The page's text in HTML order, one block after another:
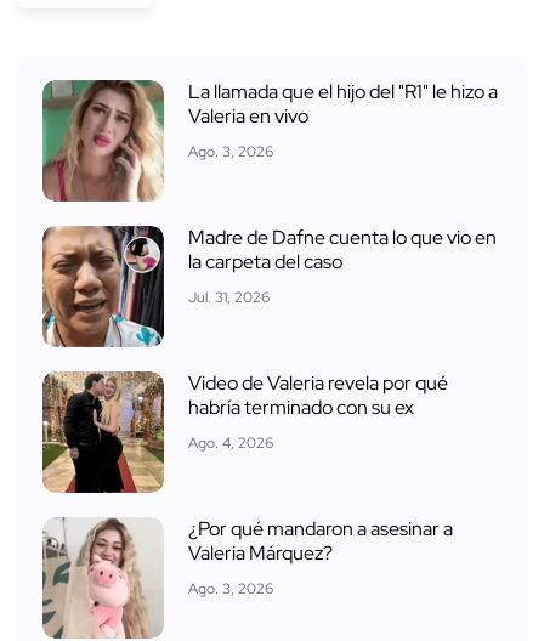
La llamada que el hijo del "R1" le hizo a
Valeria en vivo
Ago. 3, 2026
Madre de Dafne cuenta lo que vio en
la carpeta del caso
Jul. 31, 2026
Video de Valeria revela por qué
habría terminado con su ex
Ago. 4, 2026
¿Por qué mandaron a asesinar a
Valeria Márquez?
Ago. 3, 2026